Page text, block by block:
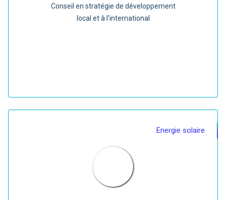
Conseil en stratégie de développement
local et à l'international
Energie solaire